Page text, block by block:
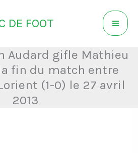
DE FOOT
Audard gifle Mathieu
fin du match entre
(1-0) le 27 avril
2013